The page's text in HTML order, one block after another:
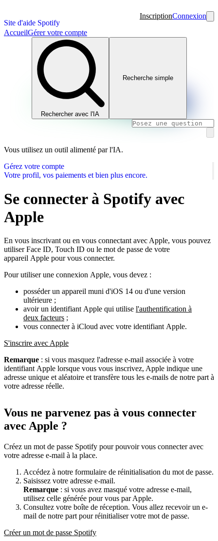
Site d'aide Spotify
InscriptionConnexion
AccueilGérer votre compte
Rechercher avec l'IA
Recherche simple
Vous utilisez un outil alimenté par l'IA.
Gérez votre compte
Votre profil, vos paiements et bien plus encore.
Se connecter à Spotify avec
Apple
En vous inscrivant ou en vous connectant avec Apple, vous pouvez
utiliser Face ID, Touch ID ou le mot de passe de votre
appareil Apple pour vous connecter.
Pour utiliser une connexion Apple, vous devez :
posséder un appareil muni d'iOS 14 ou d'une version
ultérieure ;
avoir un identifiant Apple qui utilise l'authentification à
deux facteurs ;
vous connecter à iCloud avec votre identifiant Apple.
S'inscrire avec Apple
Remarque : si vous masquez l'adresse e-mail associée à votre
identifiant Apple lorsque vous vous inscrivez, Apple indique une
adresse unique et aléatoire et transfère tous les e-mails de notre part à
votre adresse réelle.
Vous ne parvenez pas à vous connecter
avec Apple ?
Créez un mot de passe Spotify pour pouvoir vous connecter avec
votre adresse e-mail à la place.
Accédez à notre formulaire de réinitialisation du mot de passe.
Saisissez votre adresse e-mail.
Remarque : si vous avez masqué votre adresse e-mail,
utilisez celle générée pour vous par Apple.
Consultez votre boîte de réception. Vous allez recevoir un e-
mail de notre part pour réinitialiser votre mot de passe.
Créer un mot de passe Spotify